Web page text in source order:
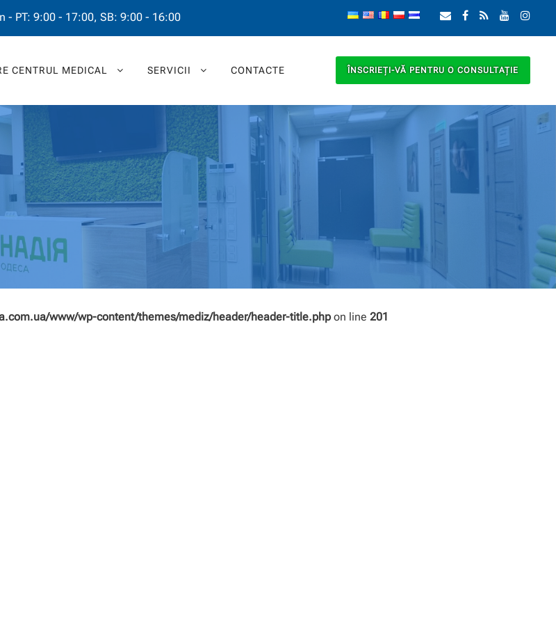
- PT: 9:00 - 17:00, SB: 9:00 - 16:00
CENTRUL MEDICAL SERVICII CONTACTE ÎNSCRIEȚI-VĂ PENTRU O CONSULTAȚIE
www/wp-content/themes/mediz/header/header-title.phpon line 201